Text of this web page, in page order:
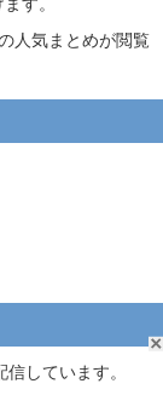
人気まとめが閲覧
しています。